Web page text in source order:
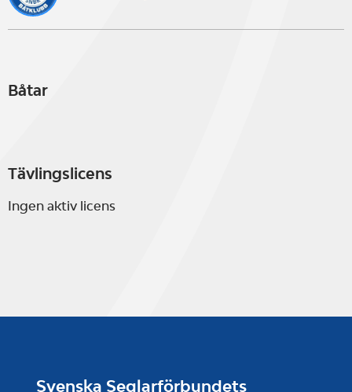
Båtar
Tävlingslicens
Ingen aktiv licens
Svenska Seglarförbundets